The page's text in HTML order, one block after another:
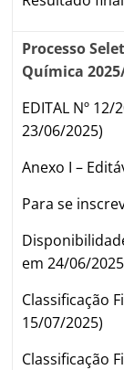
Processo
Química
EDITAL Nº
23/06/2025)
Anexo I –
Para se
em 24/06/
Classificação
15/07/2025)
Classificação